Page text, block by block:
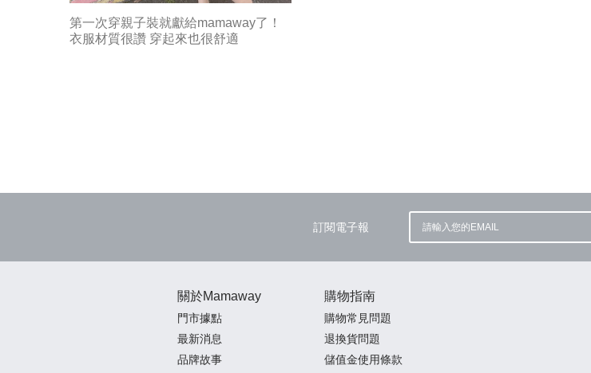
第一次穿親子裝就獻給mamaway了！
衣服材質很讚 穿起來也很舒適
訂閱電子報
關於Mamaway
門市據點
最新消息
品牌故事
購物指南
購物常見問題
退換貨問題
儲值金使用條款